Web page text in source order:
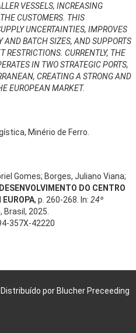
VESSELS, INCREASING
CUSTOMERS. THIS
UNCERTAINTIES, IMPROVES
AND BATCH SIZES, AND SUPPORTS
RESTRICTIONS. CURRENTLY, THE
IN TWO STRATEGIC PORTS,
CREATING A STRONG AND
EUROPEAN MARKET.
Minério de Ferro.
Gomes; Borges, Juliano Viana;
DESENVOLVIMENTO DO CENTRO
EUROPA, p. 260-268. In: 24º
Brasil, 2025.
357X-42220
Distribuído por Blucher Preceeding